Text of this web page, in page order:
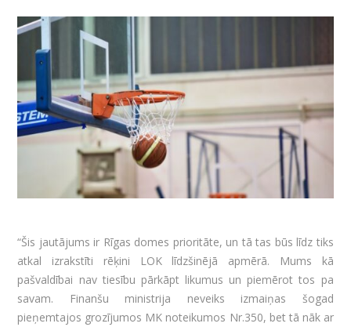
“Šis jautājums ir Rīgas domes prioritāte, un tā tas būs līdz tiks
atkal izrakstīti rēķini LOK līdzšinējā apmērā. Mums kā
pašvaldībai nav tiesību pārkāpt likumus un piemērot tos pa
savam. Finanšu ministrija neveiks izmaiņas šogad
pieņemtajos grozījumos MK noteikumos Nr.350, bet tā nāk ar